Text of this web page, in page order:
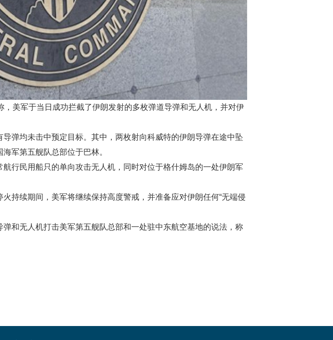
美军于当日成功拦截了伊朗发射的多枚弹道导弹和无人机，并对伊
弹均未击中预定目标。其中，两枚射向科威特的伊朗导弹在途中坠
军第五舰队总部位于巴林。
行民用船只的单向攻击无人机，同时对位于格什姆岛的一处伊朗军
持续期间，美军将继续保持高度警戒，并准备应对伊朗任何“无端侵
和无人机打击美军第五舰队总部和一处驻中东航空基地的说法，称